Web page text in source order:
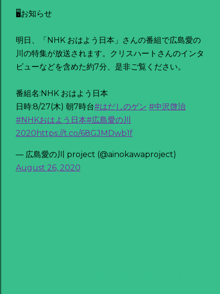
🖥お知らせ
明日、「NHK おはよう日本」さんの番組で広島愛の
川の特集が放送されます。クリスハートさんのインタ
ビューなどを含めた約7分、是非ご覧ください。
番組名:NHK おはよう日本
日時:8/27(木) 朝7時台#はだしのゲン #中沢啓治
#NHKおはよう日本#広島愛の川
2020 https://t.co/68GJMDwb1f
— 広島愛の川 project (@ainokawaproject)
August 26, 2020